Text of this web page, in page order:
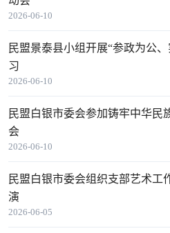
2026-06-10
2026-06-10
民盟景泰县小组开展“参政为公
习
2026-06-10
民盟白银市委会参加铸牢中华民
会
2026-06-05
民盟白银市委会组织支部艺术工
演